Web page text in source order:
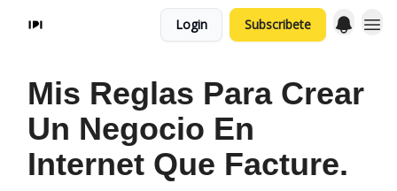
Login Subscribete
Mis Reglas Para Crear
Un Negocio En
Internet Que Facture.